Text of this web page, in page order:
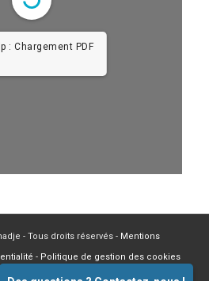
: Chargement PDF
- Tous droits réservés - Mentions
- Politique de gestion des cookies